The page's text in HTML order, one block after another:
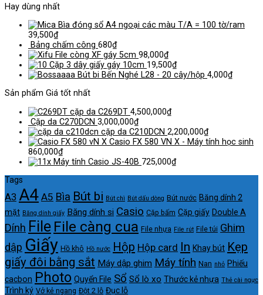
Hay dùng nhất
Bìa đóng sổ A4 ngoại các màu T/A = 100 tờ/ram
39,500₫
Bảng chấm công 680₫
File còng XF gáy 5cm 98,000₫
Cặp 3 dây giấy gáy 10cm 19,500₫
Bút bi Bến Nghé L28 - 20 cây/hộp 4,000₫
Sản phẩm Giá tốt nhất
cặp da C269DT 4,500,000₫
Cặp da C270DCN 3,000,000₫
cặp da C210DCN 2,200,000₫
Casio FX 580 VN X - Máy tính học sinh
860,000₫
Máy tính Casio JS-40B 725,000₫
Tags
A3 A4 A5 Bìa Bút bi Bút chì Bút dấu dòng Bút nước Băng dính 2
mặt Băng dính giấy Băng dính si Casio Cặp bấm Cặp giấy Double A
Dính File File càng cua File nhựa File rút File túi Ghim
dập Giấy Hồ khô Hồ nước Hộp Hộp card In Khay bút Kẹp
giấy đôi bằng sắt Máy dập ghim Máy tính Nan nhỏ Phiếu
cacbon Photo Quyển File Sổ Sổ lò xo Thước kẻ nhựa Thẻ cài ngực
Trình ký Vở kẻ ngang Đột 2 lỗ Đục lỗ